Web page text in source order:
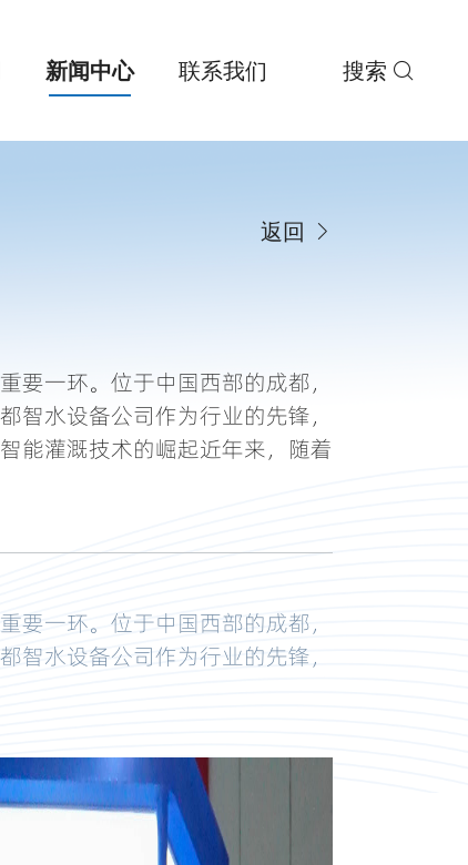
搜索
新闻中心 联系我们
返回
一环。位于中国西部的成都，
水设备公司作为行业的先锋，
能灌溉技术的崛起近年来，随着
一环。位于中国西部的成都，
水设备公司作为行业的先锋，